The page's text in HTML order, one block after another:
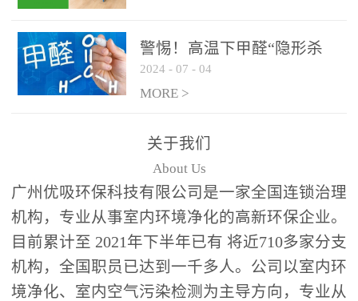
警惕！高温下甲醛“隐形杀
手”来袭，你的家安全吗？
2024 - 07 - 04
MORE >
关于我们
About Us
广州优吸环保科技有限公司是一家全国连锁治理
机构，专业从事室内环境净化的高新环保企业。
目前累计至 2021年下半年已有 将近710多家分支
机构，全国职员已达到一千多人。公司以室内环
境净化、室内空气污染检测为主导方向，专业从